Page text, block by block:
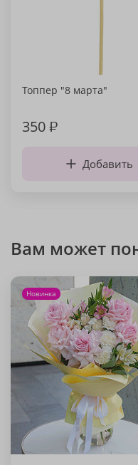
Топпер "8 марта"
350₽
Добавить
Вам может
Новинка